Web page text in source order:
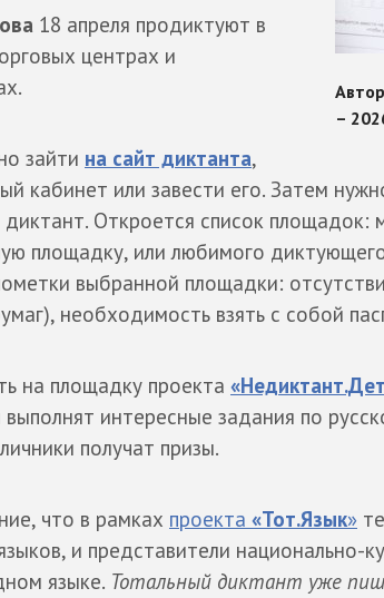
18 апреля продиктуют в
центрах и
зайти на сайт диктанта,
кабинет или завести его. Затем
диктант. Откроется список
площадку, или любимого
выбранной площадки:
необходимость взять с собой
на площадку проекта
интересные задания по
получат призы.
что в рамках проекта «Тот.Язык»
и представители национально-
языке. Тотальный диктант уже